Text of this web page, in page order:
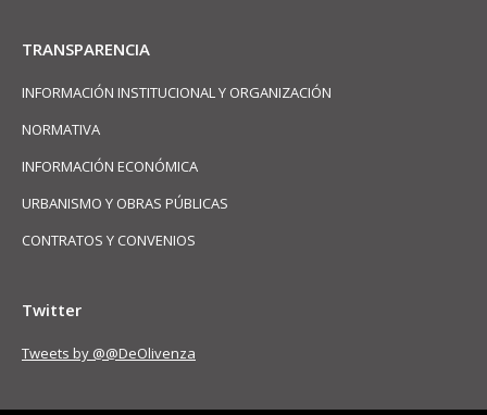
TRANSPARENCIA
INFORMACIÓN INSTITUCIONAL Y ORGANIZACIÓN
NORMATIVA
INFORMACIÓN ECONÓMICA
URBANISMO Y OBRAS PÚBLICAS
CONTRATOS Y CONVENIOS
Twitter
Tweets by @@DeOlivenza